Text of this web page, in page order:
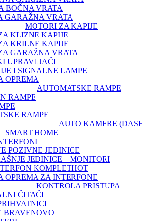
BOČNA VRATA
GARAŽNA VRATA
MOTORI ZA KAPIJE
KLIZNE KAPIJE
KRILNE KAPIJE
GARAŽNA VRATA
UPRAVLJAČI
I SIGNALNE LAMPE
OPREMA
AUTOMATSKE RAMPE
RAMPE
RAMPE
AUTO KAMERE
SMART HOME
POZIVNE JEDINICE
JEDINICE – MONITORI
KOMPLETHOT
OPREMA ZA INTERFONE
KONTROLA PRISTUPA
ČITAČI
BRAVENOVO